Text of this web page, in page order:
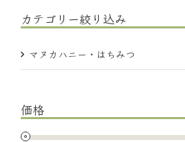
カテゴリー絞り込み
マヌカハニー・はちみつ
価格